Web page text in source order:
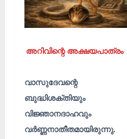
അറിവിന്റെ അക്ഷയപാത്രം
വാസുദേവന്റെ
ബുദ്ധിശക്തിയും
വിജ്ഞാനദാഹവും
വർണ്ണനാതീതമായിരുന്നു.